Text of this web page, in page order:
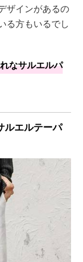
ザインがあるの
る方もいるでし
なサルエルパ
ルエルテーパ